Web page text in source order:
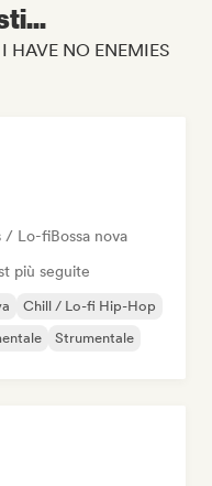
NO ENEMIES
/ Lo-fiBossa nova
più seguite
Chill / Lo-fi Hip-Hop
Strumentale